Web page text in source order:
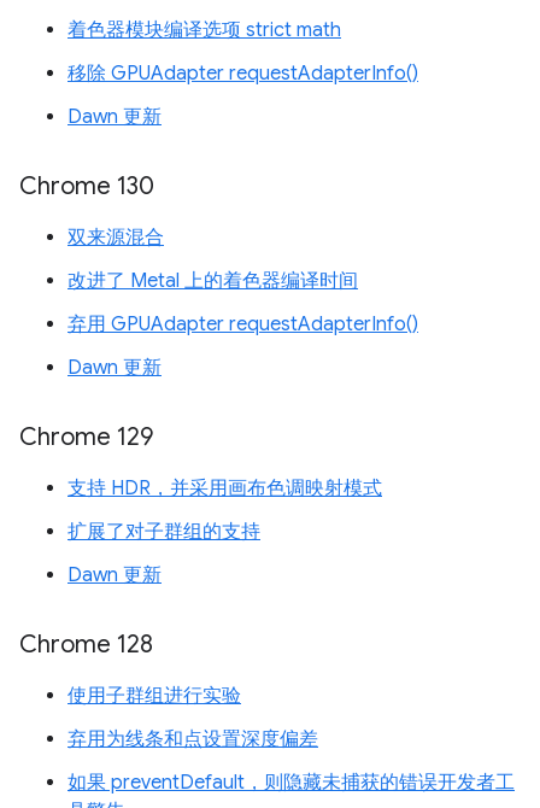
着色器模块编译选项 strict math
移除 GPUAdapter requestAdapterInfo()
Dawn 更新
Chrome 130
双来源混合
改进了 Metal 上的着色器编译时间
弃用 GPUAdapter requestAdapterInfo()
Dawn 更新
Chrome 129
支持 HDR，并采用画布色调映射模式
扩展了对子群组的支持
Dawn 更新
Chrome 128
使用子群组进行实验
弃用为线条和点设置深度偏差
如果 preventDefault，则隐藏未捕获的错误开发者工